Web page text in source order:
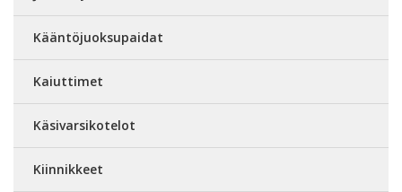
Kääntöjuoksupaidat
Kaiuttimet
Käsivarsikotelot
Kiinnikkeet